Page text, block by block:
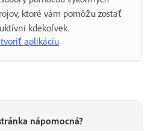
ktoré vám pomôžu zostať
kdekoľvek.
aplikáciu
nápomocná?